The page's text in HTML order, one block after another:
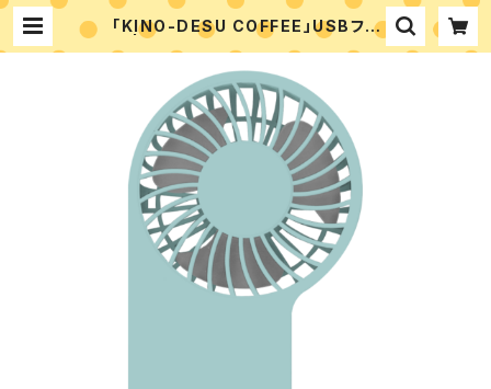
「KINO-DESU COFFEE」USBファ
ン | コーヒートレンドカフェ -coffe